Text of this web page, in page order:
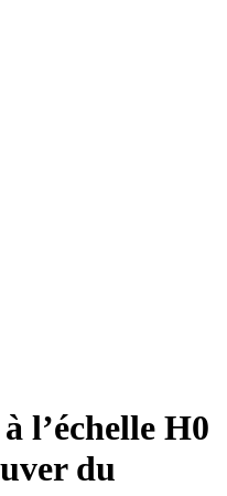
l’échelle H0
du